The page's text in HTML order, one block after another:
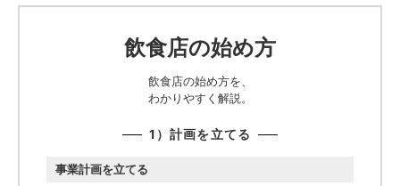
飲食店の始め方
飲食店の始め方を、
わかりやすく解説。
1）計画を立てる
事業計画を立てる